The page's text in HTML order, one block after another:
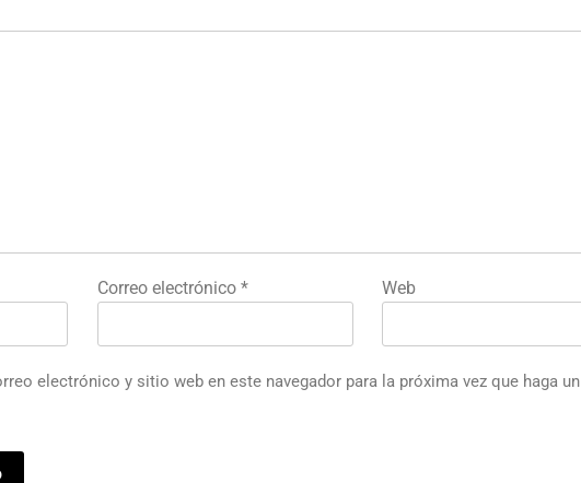
Correo electrónico * Web
electrónico y sitio web en este navegador para la próxima vez que haga un